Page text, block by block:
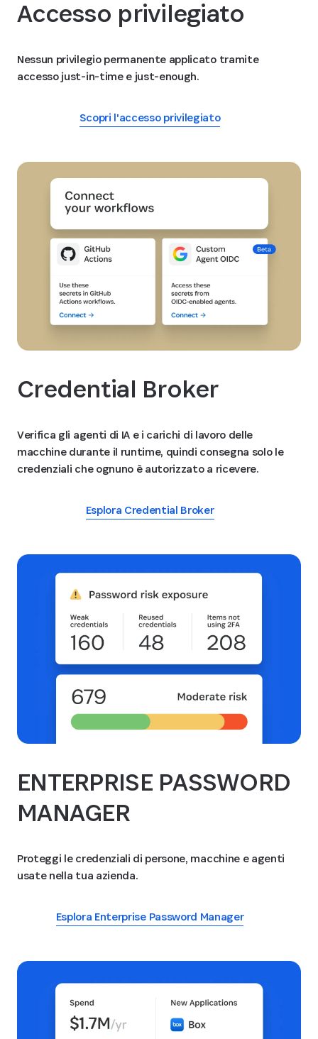
Accesso privilegiato
Nessun privilegio permanente applicato tramite
accesso just-in-time e just-enough.
Scopri l'accesso privilegiato
Credential Broker
Verifica gli agenti di IA e i carichi di lavoro delle
macchine durante il runtime, quindi consegna solo le
credenziali che ognuno è autorizzato a ricevere.
Esplora Credential Broker
ENTERPRISE PASSWORD
MANAGER
Proteggi le credenziali di persone, macchine e agenti
usate nella tua azienda.
Esplora Enterprise Password Manager